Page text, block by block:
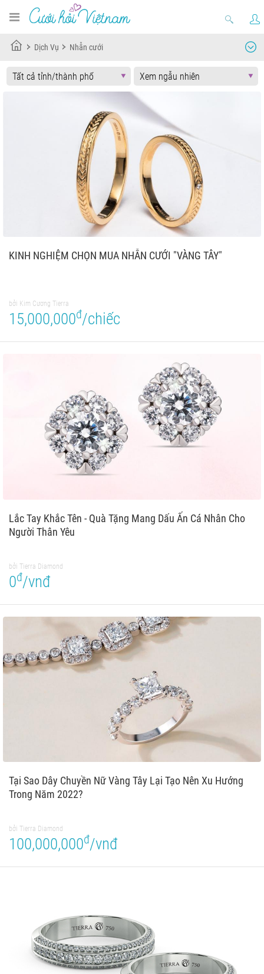
Dịch Vụ Nhẫn cưới
KINH NGHIỆM CHỌN MUA NHẪN CƯỚI "VÀNG TÂY"
bởi Kim Cương Tierra
15,000,000đ/chiếc
Lắc Tay Khắc Tên - Quà Tặng Mang Dấu Ấn Cá Nhân Cho
Người Thân Yêu
bởi Tierra Diamond
0đ/vnđ
Tại Sao Dây Chuyền Nữ Vàng Tây Lại Tạo Nên Xu Hướng
Trong Năm 2022?
bởi Tierra Diamond
100,000,000đ/vnđ